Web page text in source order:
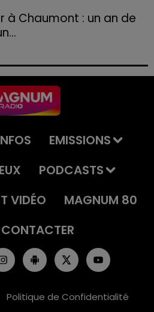
à Chaumont : un an de
de son véhicule.
EMISSIONS
PODCASTS
VIDÉO
MAGNUM 80
Politique de Confidentialité